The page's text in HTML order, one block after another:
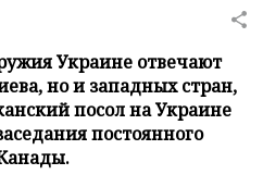
Украине отвечают
но и западных стран,
посол на Украине
постоянного